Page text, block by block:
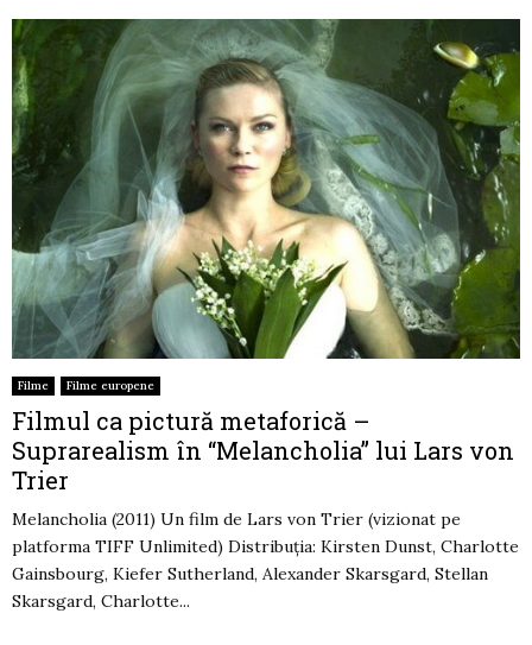
Filme Filme europene
Filmul ca pictură metaforică –
Suprarealism în “Melancholia” lui Lars von
Trier
Melancholia (2011) Un film de Lars von Trier (vizionat pe
platforma TIFF Unlimited) Distribuţia: Kirsten Dunst, Charlotte
Gainsbourg, Kiefer Sutherland, Alexander Skarsgard, Stellan
Skarsgard, Charlotte...